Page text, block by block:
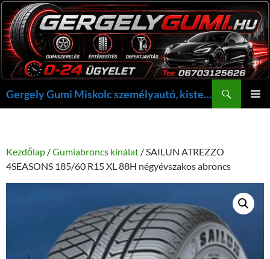
Kilépés
a
tartalomba
Gergely Gumi Miskolc személyautó, kisteherautó gumi szerelés javítás +36703125626 NON-STOP ügyelet, gergelygumi@gergelygumi.hu
Kezdőlap /Gumiabroncs kínálat / SAILUN ATREZZO
4SEASONS 185/60 R15 XL 88H négyévszakos abroncs